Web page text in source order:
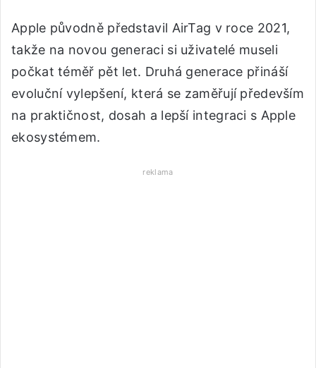
Apple původně představil AirTag v roce 2021,
takže na novou generaci si uživatelé museli
počkat téměř pět let. Druhá generace přináší
evoluční vylepšení, která se zaměřují především
na praktičnost, dosah a lepší integraci s Apple
ekosystémem.
reklama